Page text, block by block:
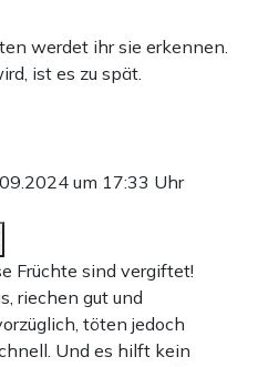
werdet ihr sie erkennen.
ist es zu spät.
um 17:33 Uhr
Früchte sind vergiftet!
riechen gut und
töten jedoch
Und es hilft kein